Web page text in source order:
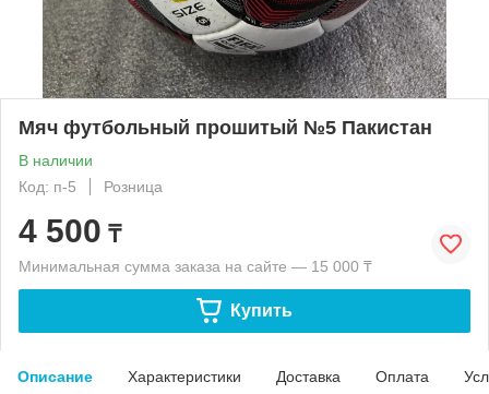
Мяч футбольный прошитый №5 Пакистан
В наличии
Код: п-5
Розница
4 500 ₸
Минимальная сумма заказа на сайте — 15 000 ₸
Купить
Описание Характеристики Доставка Оплата